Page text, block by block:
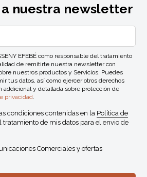
nuestra newsletter
EFEBÉ como responsable del tratamiento
de remitirte nuestra newsletter con
nuestros productos y Servicios. Puedes
tus datos, así como ejercer otros derechos
addicional y detallada sobre protección de
privacidad
condiciones contenidas en la Política de
tratamiento de mis datos para el envio de
Comerciales y ofertas